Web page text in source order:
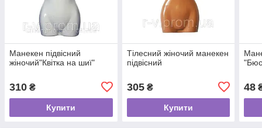
Манекен підвісний
жіночий"Квітка на шиї"
310 ₴
Купити
Тілесний жіночий манекен
підвісний
305₴
Купити
48